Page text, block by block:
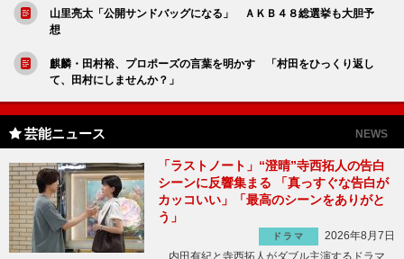
山里亮太「公開サンドバッグになる」 ＡＫＢ４８総選挙も大胆予
想
麒麟・田村裕、プロポーズの言葉を明かす 「村田をひっくり返し
て、田村にしませんか？」
芸能ニュース NEWS
「ラストノート」“澄晴”寺西拓人の告白
シーンに反響集まる 「真っすぐな告白が
カッコいい」「最高のシーンをありがと
う」
ドラマ
2026年8月7日
内田有紀と寺西拓人がダブル主演するドラマ